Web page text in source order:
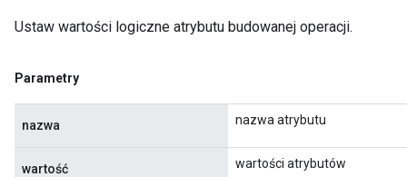
Ustaw wartości logiczne atrybutu budowanej operacji.
Parametry
nazwa nazwa atrybutu
wartość wartości atrybutów